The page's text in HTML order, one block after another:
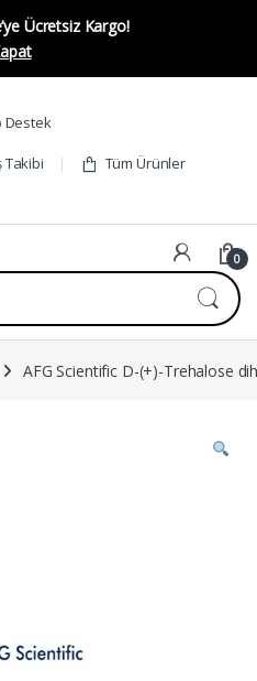
Ücretsiz Kargo!
Destek
Takibi Tüm Ürünler
0
AFG Scientific D-(+)-Trehalose